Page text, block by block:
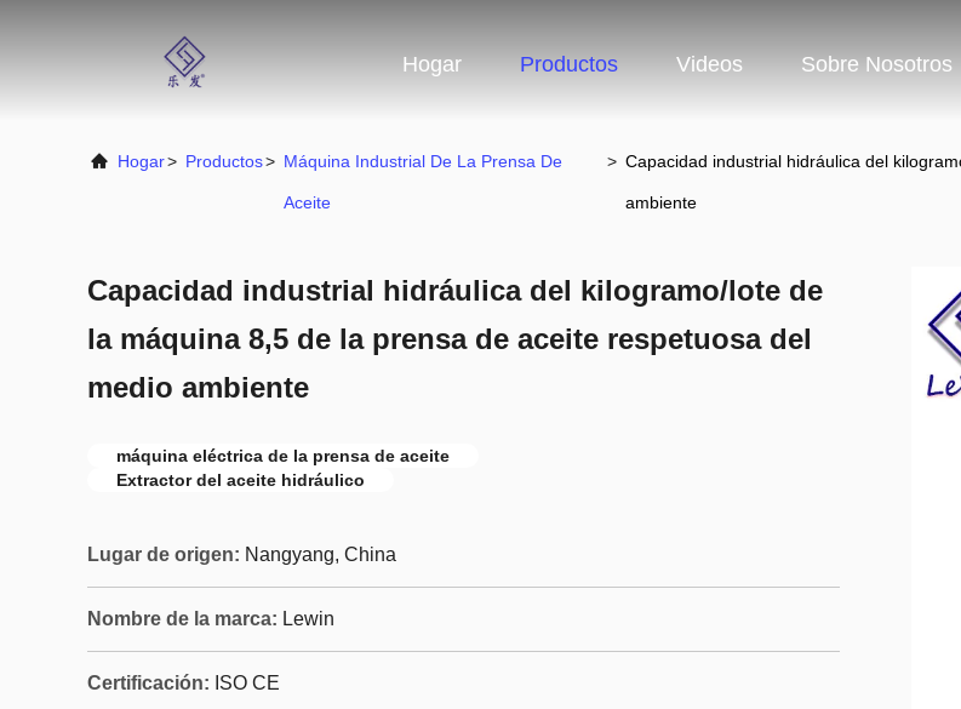
Hogar Productos Videos Sobre Nosotros
Hogar> Productos> Máquina Industrial De La Prensa De
Aceite
> Capacidad industrial hidráulica del
ambiente
Capacidad industrial hidráulica del kilogramo/lote de
la máquina 8,5 de la prensa de aceite respetuosa del
medio ambiente
máquina eléctrica de la prensa de aceite
Extractor del aceite hidráulico
Lugar de origen: Nangyang, China
Nombre de la marca: Lewin
Certificación: ISO CE